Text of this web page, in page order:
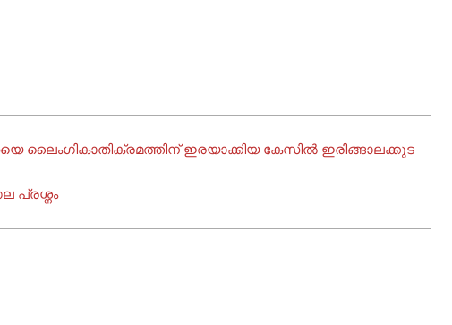
ലൈംഗികാതിക്രമത്തിന് ഇരയാക്കിയ കേസിൽ ഇരിങ്ങാലക്കുട
പ്രശ്നം